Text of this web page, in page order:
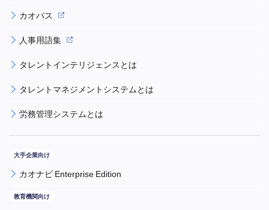
カオパス
人事用語集
タレントインテリジェンスとは
タレントマネジメントシステムとは
労務管理システムとは
カオナビ Enterprise Edition